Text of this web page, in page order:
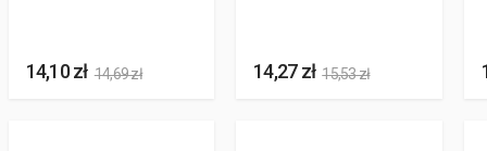
14,10 zł 14,69 zł 14,27 zł 15,53 zł